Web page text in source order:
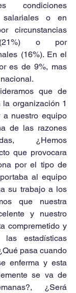
condiciones
o en
circunstancias
(21%) o por
(16%). En el
es de 9%, mas
que de
organización 1
a nuestro equipo
de las razones
¿Hemos
que provocara
por el tipo de
al equipo
su trabajo a los
que nuestra
y nuestro
compremetido y
estadísticas
pasa cuando
enferma y esta
se va de
¿Será